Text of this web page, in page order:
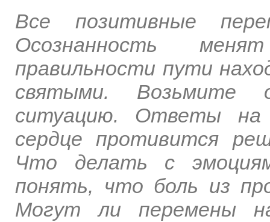
Все позитивные
Осознанность
правильности пути
святыми. Возьмите
ситуацию. Ответы на
сердце противится
Что делать с
понять, что боль из
Могут ли перемены